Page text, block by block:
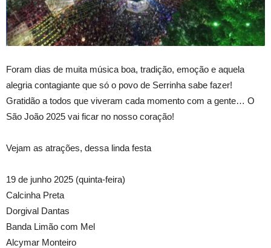
Foram dias de muita música boa, tradição, emoção e aquela
alegria contagiante que só o povo de Serrinha sabe fazer!
Gratidão a todos que viveram cada momento com a gente… O
São João 2025 vai ficar no nosso coração!
Vejam as atrações, dessa linda festa
19 de junho 2025 (quinta-feira)
Calcinha Preta
Dorgival Dantas
Banda Limão com Mel
Alcymar Monteiro